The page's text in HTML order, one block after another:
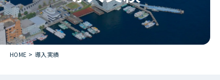
HOME 導入実績